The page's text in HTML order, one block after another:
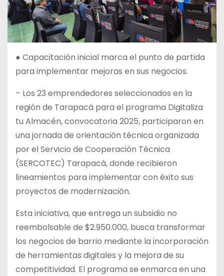
● Capacitación inicial marca el punto de partida
para implementar mejoras en sus negocios.
– Los 23 emprendedores seleccionados en la
región de Tarapacá para el programa Digitaliza
tu Almacén, convocatoria 2025, participaron en
una jornada de orientación técnica organizada
por el Servicio de Cooperación Técnica
(SERCOTEC) Tarapacá, donde recibieron
lineamientos para implementar con éxito sus
proyectos de modernización.
Esta iniciativa, que entrega un subsidio no
reembolsable de $2.950.000, busca transformar
los negocios de barrio mediante la incorporación
de herramientas digitales y la mejora de su
competitividad. El programa se enmarca en una